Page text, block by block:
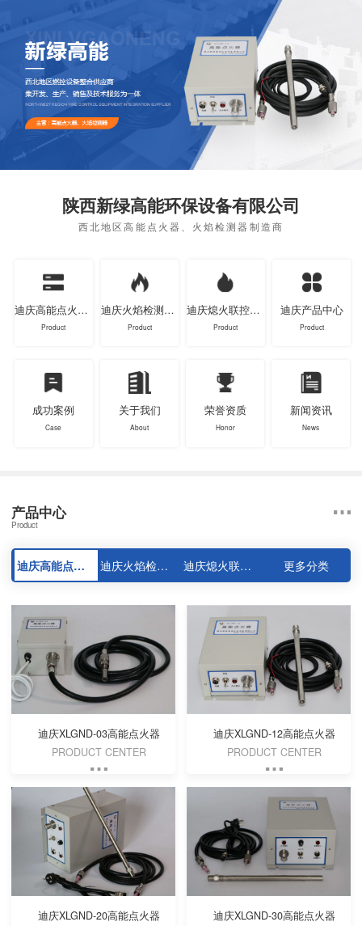
陕西新绿高能环保设备有限公司
西北地区高能点火器、火焰检测器制造商
迪庆高能点火器系列
Product
迪庆火焰检测器系列
Product
迪庆熄火联控装置系列
Product
迪庆产品中心
Product
成功案例
Case
关于我们
About
荣誉资质
Honor
新闻资讯
News
产品中心
Product
迪庆高能点火器系列 迪庆火焰检测器系列 迪庆熄火联控装置系列 更多分类
迪庆XLGND-03高能点火器
PRODUCT CENTER
迪庆XLGND-12高能点火器
PRODUCT CENTER
迪庆XLGND-20高能点火器
迪庆XLGND-30高能点火器